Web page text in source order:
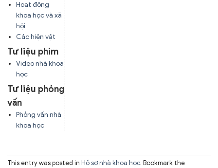
Hoạt động
khoa học và xã
hội
Các hiện vật
Tư liệu phim
Video nhà khoa
học
Tư liệu phỏng
vấn
Phỏng vấn nhà
khoa học
This entry was posted in Hồ sơ nhà khoa học. Bookmark the